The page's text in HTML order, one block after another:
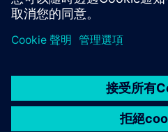
explore